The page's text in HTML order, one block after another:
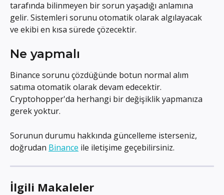
tarafında bilinmeyen bir sorun yaşadığı anlamına
gelir. Sistemleri sorunu otomatik olarak algılayacak
ve ekibi en kısa sürede çözecektir.
Ne yapmalı
Binance sorunu çözdüğünde botun normal alım
satıma otomatik olarak devam edecektir.
Cryptohopper'da herhangi bir değişiklik yapmanıza
gerek yoktur.
Sorunun durumu hakkında güncelleme isterseniz,
doğrudan Binance ile iletişime geçebilirsiniz.
İlgili Makaleler